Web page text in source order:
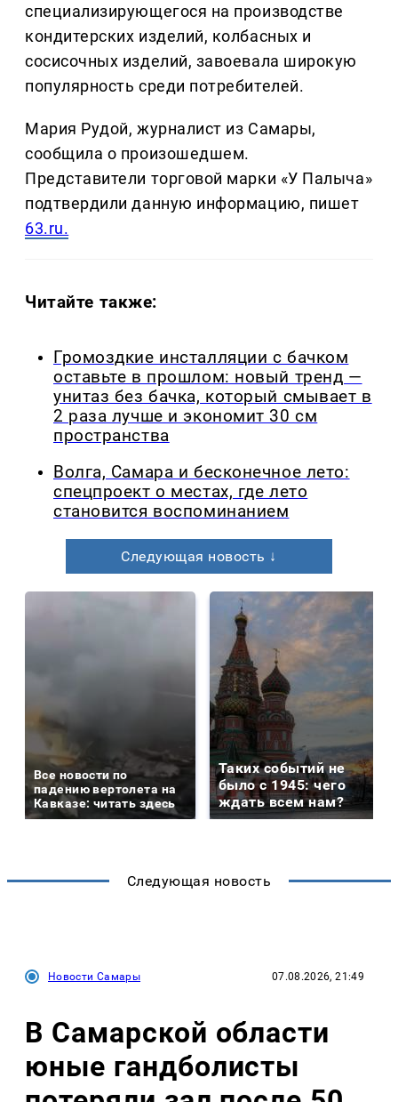
специализирующегося на производстве
кондитерских изделий, колбасных и
сосисочных изделий, завоевала широкую
популярность среди потребителей.
Мария Рудой, журналист из Самары,
сообщила о произошедшем.
Представители торговой марки «У Палыча»
подтвердили данную информацию, пишет
63.ru.
Читайте также:
Громоздкие инсталляции с бачком
оставьте в прошлом: новый тренд —
унитаз без бачка, который смывает в
2 раза лучше и экономит 30 см
пространства
Волга, Самара и бесконечное лето:
спецпроект о местах, где лето
становится воспоминанием
Следующая новость ↓
Все новости по
падению вертолета на
Кавказе: читать здесь
Таких событий не
было с 1945: чего
ждать всем нам?
Следующая новость
Новости Самары 07.08.2026, 21:49
В Самарской области
юные гандболисты